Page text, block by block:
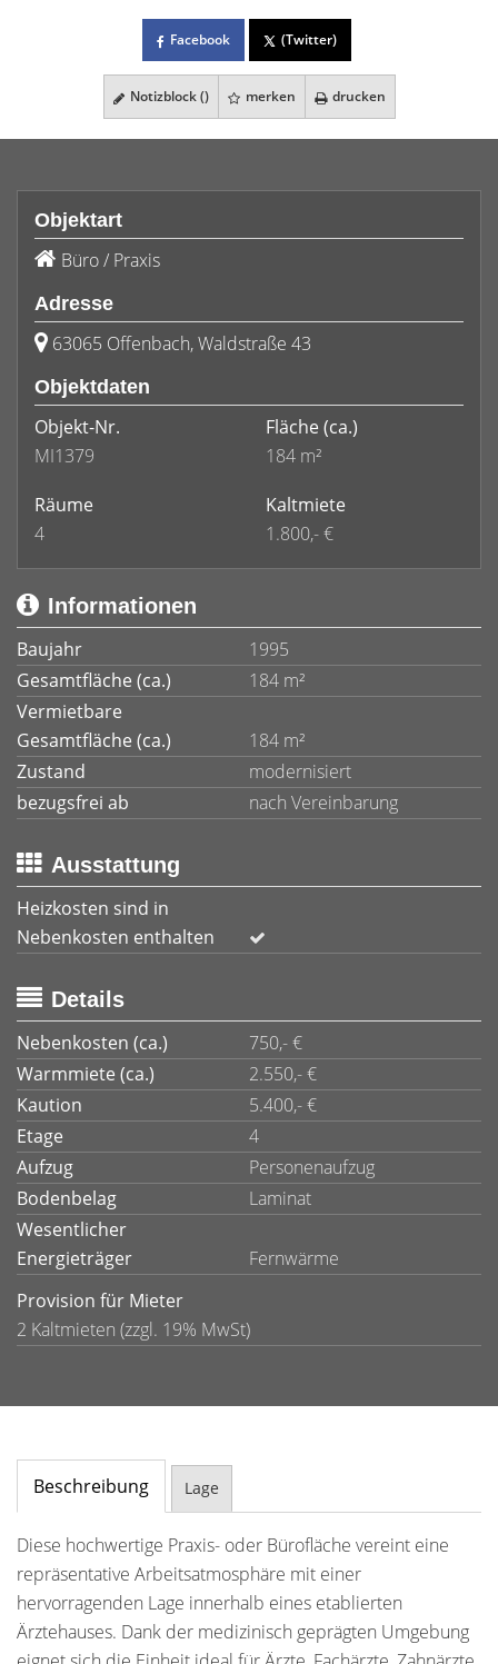
Facebook (Twitter)
Notizblock () merken drucken
Objektart
Büro / Praxis
Adresse
63065 Offenbach, Waldstraße 43
Objektdaten
Objekt-Nr.
MI1379
Fläche(ca.)
184 m²
Räume
4
Kaltmiete
1.800,- €
Informationen
Baujahr
1995
Gesamtfläche (ca.)
184 m²
Vermietbare
Gesamtfläche (ca.)
184 m²
Zustand
modernisiert
bezugsfrei ab
nach Vereinbarung
Ausstattung
Heizkosten sind in
Nebenkosten enthalten
Details
Nebenkosten (ca.)
750,- €
Warmmiete (ca.)
2.550,- €
Kaution
5.400,- €
Etage
4
Aufzug
Personenaufzug
Bodenbelag
Laminat
Wesentlicher
Energieträger
Fernwärme
Provision für Mieter
2 Kaltmieten (zzgl. 19% MwSt)
Beschreibung Lage
Diese hochwertige Praxis- oder Bürofläche vereint eine
repräsentative Arbeitsatmosphäre mit einer
hervorragenden Lage innerhalb eines etablierten
Ärztehauses. Dank der medizinisch geprägten Umgebung